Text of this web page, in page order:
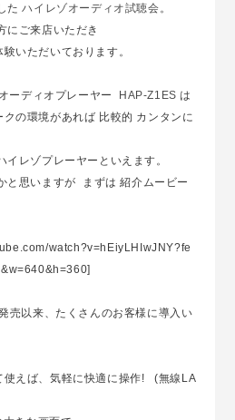
たハイレゾオーディオ試聴会 。
にご来店いただき
いただいております。
ーディオプレーヤー HAP-Z1ES は
クの環境があれば 比較的 カンタンに
イレゾプレーヤーといえます。
と思いますが まずは 紹介ムービー
watch?v=hEiyLHIwJNY?fe
売以来、たくさんのお客様に導入い
使えば、気軽に快適に操作! (無線LA